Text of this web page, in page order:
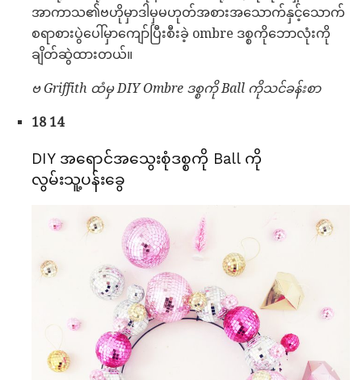
အာကာသ၏ဗဟိုမှာဒါမှမဟုတ်အစားအသောက်နှင့်သောက်
စရာစားပွဲပေါ်မှာကျော်ပြီးစီးခဲ့ ombre ဒစ္စကိုဘောလုံးကို
ချိတ်ဆွဲထားတယ်။
ဗ Griffith ထံမှ DIY Ombre ဒစ္စကို Ball ကိုသင်ခန်းစာ
18 14
DIY အရောင်အသွေးစုံဒစ္စကို Ball ကို
လွမ်းသူ့ပန်းခွေ